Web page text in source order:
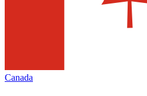
Canada